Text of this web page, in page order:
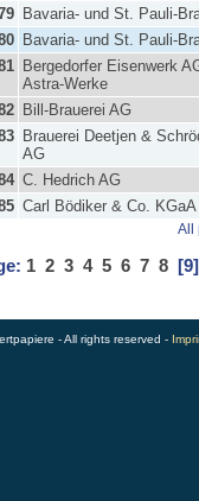
Bavaria- und St. Pauli-
Bavaria- und St. Pauli-
Bergedorfer Eisenwerk
Astra-Werke
Bill-Brauerei AG
Brauerei Deetjen &
AG
C. Hedrich AG
Carl Bödiker & Co. KGaA
All
1 2 3 4 5 6 7 8 [9]
- All rights reserved -